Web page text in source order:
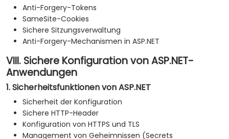
Anti-Forgery-Tokens
SameSite-Cookies
Sichere Sitzungsverwaltung
Anti-Forgery-Mechanismen in ASP.NET
VIII. Sichere Konfiguration von ASP.NET-
Anwendungen
1. Sicherheitsfunktionen von ASP.NET
Sicherheit der Konfiguration
Sichere HTTP-Header
Konfiguration von HTTPS und TLS
Management von Geheimnissen (Secrets